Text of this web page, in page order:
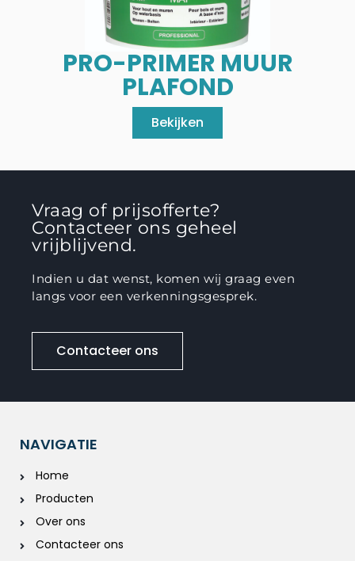
PRO-PRIMER MUUR
PLAFOND
Bekijken
Vraag of prijsofferte?
Contacteer ons geheel
vrijblijvend.
Indien u dat wenst, komen wij graag even
langs voor een verkenningsgesprek.
Contacteer ons
NAVIGATIE
Home
Producten
Over ons
Contacteer ons